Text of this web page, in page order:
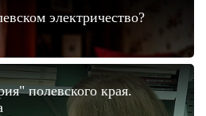
электричество?
полевского края.